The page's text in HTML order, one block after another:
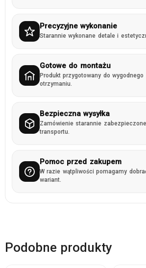
Precyzyjne wykonanie
Starannie wykonane detale i
Gotowe do montażu
Produkt przygotowany do wygodnego
otrzymaniu.
Bezpieczna wysyłka
Zamówienie starannie
transportu.
Pomoc przed zakupem
W razie wątpliwości pomagamy
wariant.
Podobne produkty